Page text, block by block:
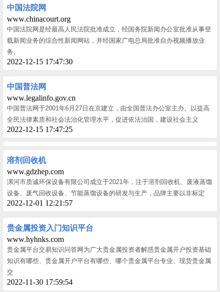
中国法院网
www.chinacourt.org
中国法院网是经最高人民法院批准成立，经国务院新闻办公室批准从事登
载新闻业务的综合性新闻网站，并经国家广电总局批准自办视频播放业
务。
2022-12-15 17:47:30
中国普法网
www.legalinfo.gov.cn
中国普法网于2001年6月27日在京建立，由全国普法办公室主办。以提高
全民法律素质和社会法治化管理水平，促进依法治国，建设社会主义
2022-12-15 17:47:25
溶剂回收机
www.gdzhep.com
漯河市质诚环保设备有限公司成立于2021年，注于溶剂回收机、废液蒸馏
设备、废气回收设备、节能蒸馏设备的研发与生产，品牌主要以非标定
2022-12-01 12:21:57
贵金属投资入门知识平台
www.hyhnks.com
贵金属平台交易知识问答网为广大贵金属投资者解惑贵金属开户投资基础
知识有哪些、贵金属开户平台有哪些、哪个贵金属平台专业、现货贵金属
交
2022-11-30 17:59:54